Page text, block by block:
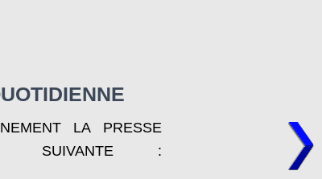
LA PRESSE
SUIVANTE :